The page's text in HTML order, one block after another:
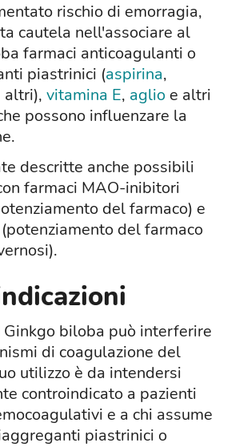
rischio di emorragia,
cautela nell'associare al
farmaci anticoagulanti o
piastrinici (aspirina,
altri), vitamina E, aglio e altri
possono influenzare la
descritte anche possibili
farmaci MAO-inibitori
del farmaco) e
del farmaco
Ginkgo biloba può interferire
di coagulazione del
utilizzo è da intendersi
controindicato a pazienti
e a chi assume
piastrinici o